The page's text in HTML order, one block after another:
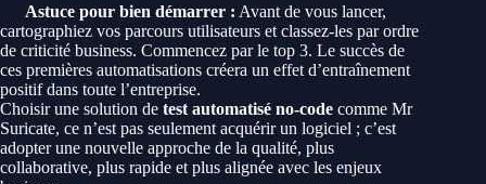
Astuce pour bien démarrer : Avant de vous lancer,
cartographiez vos parcours utilisateurs et classez-les par ordre
de criticité business. Commencez par le top 3. Le succès de
ces premières automatisations créera un effet d’entraînement
positif dans toute l’entreprise.
Choisir une solution de test automatisé no-code comme Mr
Suricate, ce n’est pas seulement acquérir un logiciel ; c’est
adopter une nouvelle approche de la qualité, plus
collaborative, plus rapide et plus alignée avec les enjeux